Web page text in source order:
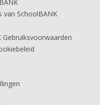
van SchoolBANK
Gebruiksvoorwaarden